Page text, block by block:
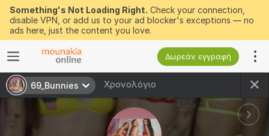
Something's Not Loading Right. Check your connection,
disable VPN, or add us to your ad blocker's exceptions — no
ads here, just the content you love.
Δωρεάν εγγραφή
69_Bunnies Χρονολόγιο